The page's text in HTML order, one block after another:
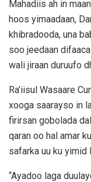
Mahadiis ah in
hoos yimaadaan,
khibradooda, una
soo jeedaan
wali jiraan duruufo
Ra’iisul Wasaare
xooga saarayso in
firirsan gobolada
qaran oo hal amar
safarka uu ku yimid
“Ayadoo laga